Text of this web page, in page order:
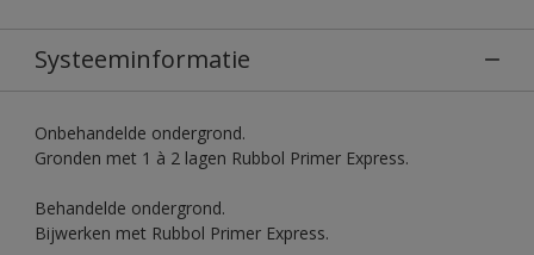
Systeeminformatie
Onbehandelde ondergrond.
Gronden met 1 à 2 lagen Rubbol Primer Express.
Behandelde ondergrond.
Bijwerken met Rubbol Primer Express.